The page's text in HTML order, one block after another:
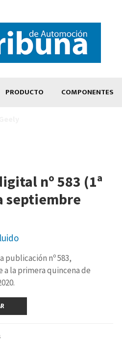
PRODUCTO COMPONENTES
nº 583 (1ª
septiembre
publicación nº 583,
la primera quincena de